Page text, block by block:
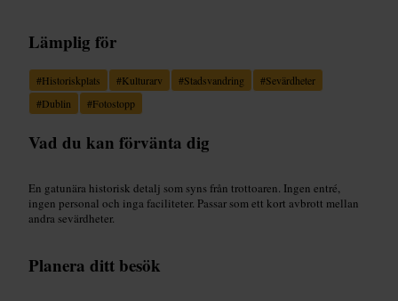
Lämplig för
#Historiskplats #Kulturarv #Stadsvandring #Sevärdheter
#Dublin #Fotostopp
Vad du kan förvänta dig
En gatunära historisk detalj som syns från trottoaren. Ingen entré,
ingen personal och inga faciliteter. Passar som ett kort avbrott mellan
andra sevärdheter.
Planera ditt besök